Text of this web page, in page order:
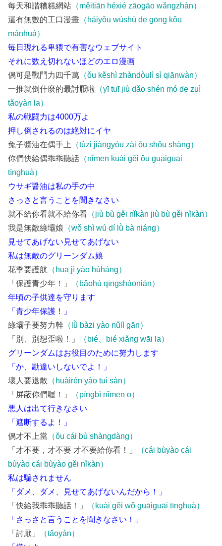
每天和諧糟糕網站 （měitiān héxié zāogāo wǎngzhàn）
還有無數的工口漫畫 （háiyǒu wúshù de gōng kǒu
mànhuà）
毎日現れる卑猥で有害なウェブサイト
それに数え切れないほどのエロ漫画
偶可是戰鬥力四千萬 （ǒu kěshì zhàndòulì sì qiānwàn）
一推就倒什麼的最討厭啦 （yī tuī jiù dǎo shén mó de zuì
tǎoyàn la）
私の戦闘力は4000万よ
押し倒されるのは絶対にイヤ
兔子醬油在偶手上
（tùzi jiàngyóu zài ǒu shǒu shàng）
你們快給偶乖乖聽話 （nǐmen kuài gěi ǒu guāiguāi
tīnghuà）
ウサギ醤油は私の手の中
さっさと言うことを聞きなさい
就不給你看就不給你看 （jiù bù gěi nǐkàn jiù bù gěi nǐkàn）
我是無敵綠壩娘 （wǒ shì wú dí lǜ bà niáng）
見せてあげない見せてあげない
私は無敵のグリーンダム娘
花季要護航 （huā jì yào hùháng）
「保護青少年！」
（bǎohù qīngshàonián）
年頃の子供達を守ります
「青少年保護！」
綠壩子要努力幹 （lǜ bàzi yào nǔlì gān）
「別、別想歪啦！」
（bié、bié xiǎng wāi la）
グリーンダムはお役目のために努力します
「か、勘違いしないでよ！」
壞人要退散 （huàirén yào tuì sàn）
「屏蔽你們喔！」
（píngbì nǐmen ō）
悪人は出て行きなさい
「遮断するよ！」
偶才不上當 （ǒu cái bù shàngdàng）
「才不要，才不要 才不要給你看！」
（cái bùyào cái
bùyào cái bùyào gěi nǐkàn）
私は騙されません
「ダメ、ダメ、見せてあげないんだから！」
「快給我乖乖聽話！」
（kuài gěi wǒ guāiguāi tīnghuà）
「さっさと言うことを聞きなさい！」
「討厭」
（tǎoyàn）